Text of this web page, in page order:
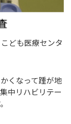
ども医療センタ
くなって踵が地
中リハビリテー